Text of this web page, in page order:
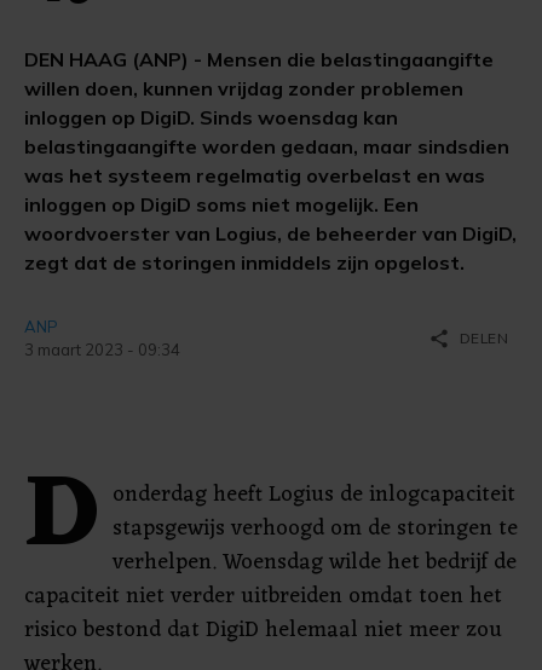
DEN HAAG (ANP) - Mensen die belastingaangifte
willen doen, kunnen vrijdag zonder problemen
inloggen op DigiD. Sinds woensdag kan
belastingaangifte worden gedaan, maar sindsdien
was het systeem regelmatig overbelast en was
inloggen op DigiD soms niet mogelijk. Een
woordvoerster van Logius, de beheerder van DigiD,
zegt dat de storingen inmiddels zijn opgelost.
ANP
3 maart 2023 - 09:34
share DELEN
D onderdag heeft Logius de inlogcapaciteit
stapsgewijs verhoogd om de storingen te
verhelpen. Woensdag wilde het bedrijf de
capaciteit niet verder uitbreiden omdat toen het
risico bestond dat DigiD helemaal niet meer zou